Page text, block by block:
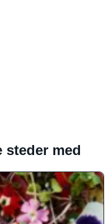
steder med